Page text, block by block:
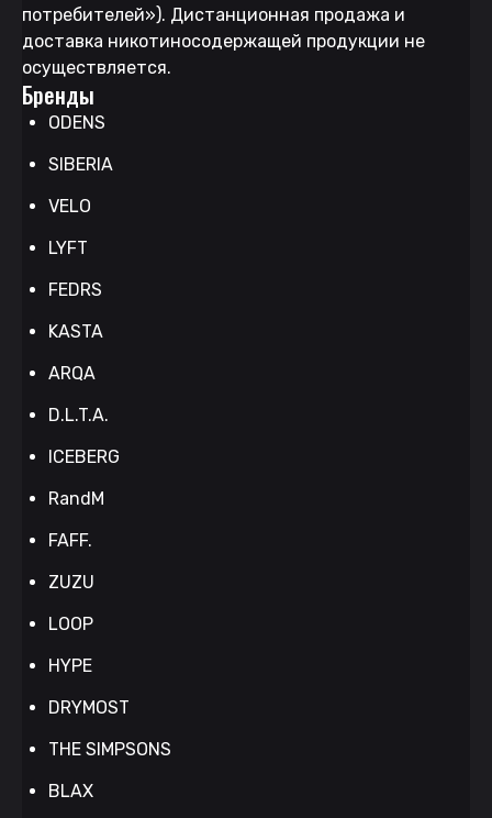
потребителей»). Дистанционная продажа и
доставка никотиносодержащей продукции не
осуществляется.
Бренды
ODENS
SIBERIA
VELO
LYFT
FEDRS
KASTA
ARQA
D.L.T.A.
ICEBERG
RandM
FAFF.
ZUZU
LOOP
HYPE
DRYMOST
THE SIMPSONS
BLAX